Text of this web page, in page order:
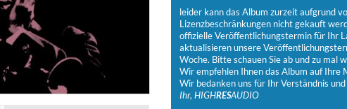
leider kann das Album zurzeit aufgrund
Lizenzbeschränkungen nicht gekauft
offizielle Veröffentlichungstermin für Ihr
aktualisieren unsere
Woche. Bitte schauen Sie ab und zu mal
Wir empfehlen Ihnen das Album auf Ihre
Wir bedanken uns für Ihr Verständnis
Ihr, HIGHRESAUDIO